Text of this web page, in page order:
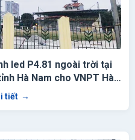
led P4.81 ngoài trời tại
Hà Nam cho VNPT Hà
tiết →